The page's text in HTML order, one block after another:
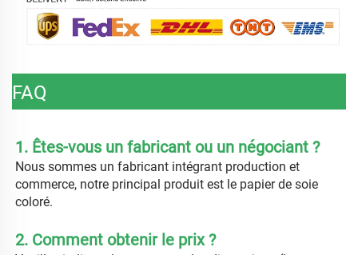
FAQ
1. Êtes-vous un fabricant ou un négociant ?
Nous sommes un fabricant intégrant production et
commerce, notre principal produit est le papier de soie
coloré.
2. Comment obtenir le prix ?